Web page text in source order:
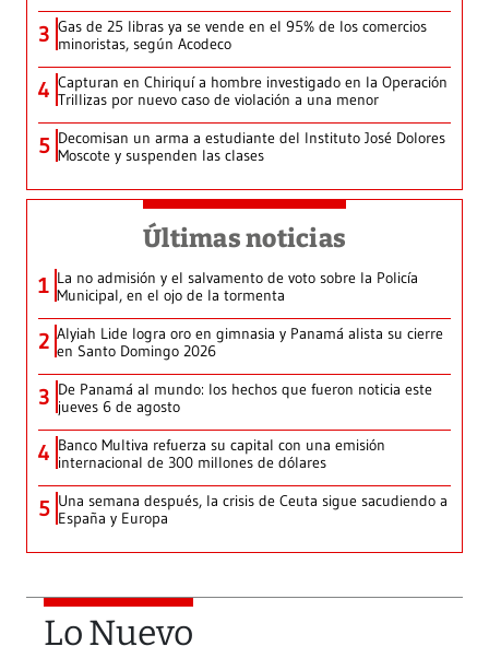
3 Gas de 25 libras ya se vende en el 95% de los comercios
minoristas, según Acodeco
4 Capturan en Chiriquí a hombre investigado en la Operación
Trillizas por nuevo caso de violación a una menor
5 Decomisan un arma a estudiante del Instituto José Dolores
Moscote y suspenden las clases
Últimas noticias
1 La no admisión y el salvamento de voto sobre la Policía
Municipal, en el ojo de la tormenta
2 Alyiah Lide logra oro en gimnasia y Panamá alista su cierre
en Santo Domingo 2026
3 De Panamá al mundo: los hechos que fueron noticia este
jueves 6 de agosto
4 Banco Multiva refuerza su capital con una emisión
internacional de 300 millones de dólares
5 Una semana después, la crisis de Ceuta sigue sacudiendo a
España y Europa
Lo Nuevo